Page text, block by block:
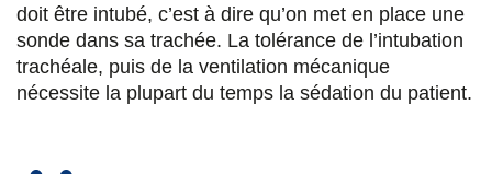
doit être intubé, c’est à dire qu’on met en place une
sonde dans sa trachée. La tolérance de l’intubation
trachéale, puis de la ventilation mécanique
nécessite la plupart du temps la sédation du patient.